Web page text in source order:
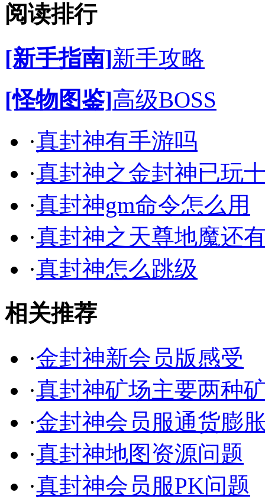
阅读排行
[新手指南]新手攻略
[怪物图鉴]高级BOSS
·真封神有手游吗
·真封神之金封神已玩
·真封神gm命令怎么用
·真封神之天尊地魔还
·真封神怎么跳级
相关推荐
·金封神新会员版感受
·真封神矿场主要两种
·金封神会员服通货膨
·真封神地图资源问题
·真封神会员服PK问题